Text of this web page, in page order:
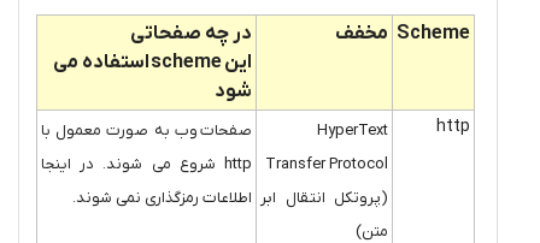
Scheme مخفف
در چه صفحاتی
این scheme استفاده می
شود
http
HyperText
Transfer Protocol
(پروتکل انتقال ابر
متن)
صفحات وب به صورت معمول با
http شروع می شوند. در اینجا
اطلاعات رمزگذاری نمی شوند.